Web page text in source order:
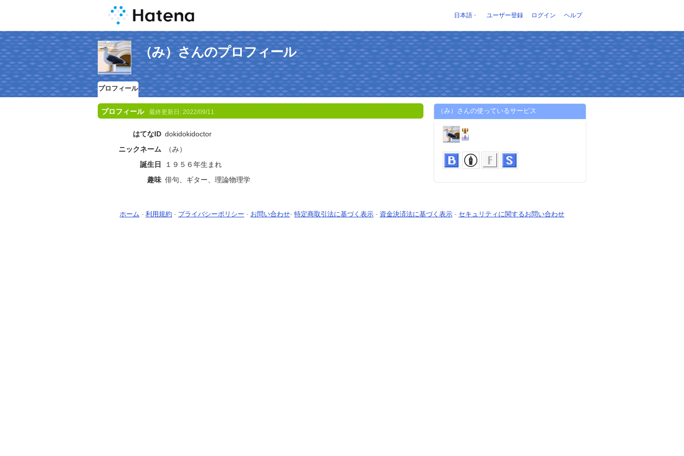
日本語 ユーザー登録 ログイン ヘルプ
（み）さんのプロフィール
プロフィール
プロフィール 最終更新日: 2022/09/11
はてなID dokidokidoctor
ニックネーム
（み）
誕生日
１９５６年生まれ
趣味 俳句、ギター、理論物理学
（み）さんの使っているサービス
ホーム - 利用規約 - プライバシーポリシー - お問い合わせ- 特定商取引法に基づく表示 - 資金決済法に基づく表示 - セキュリティに関するお問い合わせ